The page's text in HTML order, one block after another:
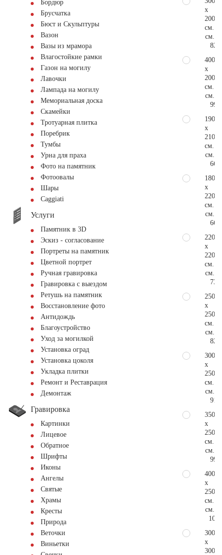
Бордюр
Брусчатка
Бюст и Скульптуры
Вазон
Вазы из мрамора
Влагостойкие рамки
Газон на могилу
Лавочки
Лампада на могилу
Мемориальная доска
Скамейки
Тротуарная плитка
Поребрик
Тумбы
Урна для праха
Фото на памятник
Фотоовалы
Шары
Сaggiati
Услуги
Памятник в 3D
Эскиз - согласование
Портреты на памятник
Цветной портрет
Ручная гравировка
Гравировка с выездом
Ретушь на памятник
Восстановление фото
Антидождь
Благоустройство
Уход за могилкой
Установка оград
Установка цоколя
Укладка плитки
Ремонт и Реставрация
Демонтаж
Гравировка
Картинки
Лицевое
Обратное
Шрифты
Иконы
Ангелы
Святые
Храмы
Кресты
Природа
Веточки
Виньетки
x
200
см.
см.
400
x
200
см.
см.
190
x
210
см.
см.
180
x
220
см.
см.
220
x
220
см.
см.
250
x
250
см.
см.
300
x
250
см.
см.
350
x
250
см.
см.
400
x
250
см.
см.
300
x
300